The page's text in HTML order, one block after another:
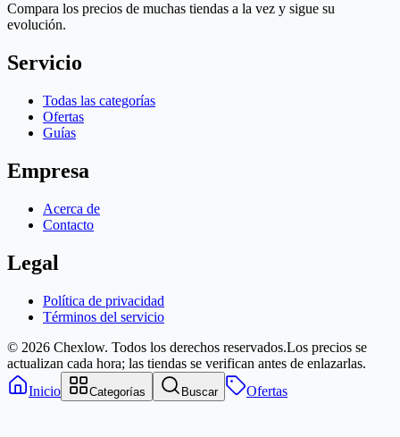
Compara los precios de muchas tiendas a la vez y sigue su
evolución.
Servicio
Todas las categorías
Ofertas
Guías
Empresa
Acerca de
Contacto
Legal
Política de privacidad
Términos del servicio
© 2026 Chexlow. Todos los derechos reservados.Los precios se
actualizan cada hora; las tiendas se verifican antes de enlazarlas.
Inicio
Categorías Buscar Ofertas